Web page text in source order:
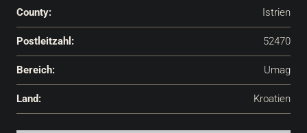
County: Istrien
Postleitzahl: 52470
Bereich: Umag
Land: Kroatien